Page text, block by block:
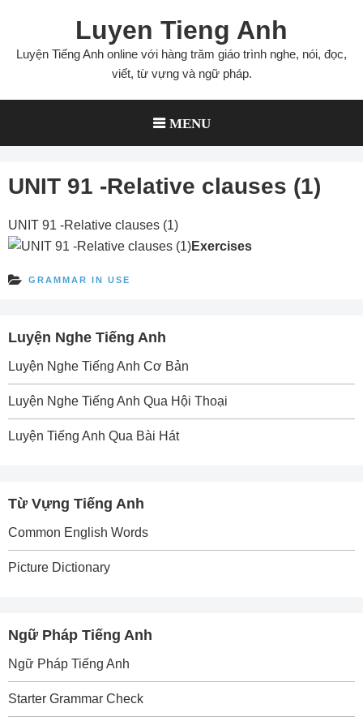
content
Luyen Tieng Anh
Luyện Tiếng Anh online với hàng trăm giáo trình nghe, nói, đọc,
viết, từ vựng và ngữ pháp.
MENU
UNIT 91 -Relative clauses (1)
UNIT 91 -Relative clauses (1)
Exercises
GRAMMAR IN USE
Luyện Nghe Tiếng Anh
Luyện Nghe Tiếng Anh Cơ Bản
Luyện Nghe Tiếng Anh Qua Hội Thoại
Luyện Tiếng Anh Qua Bài Hát
Từ Vựng Tiếng Anh
Common English Words
Picture Dictionary
Ngữ Pháp Tiếng Anh
Ngữ Pháp Tiếng Anh
Starter Grammar Check